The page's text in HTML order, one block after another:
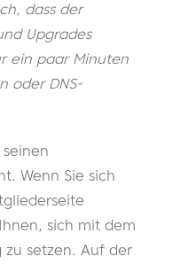
dass der
Upgrades
ein paar Minuten
oder DNS-
Wenn Sie sich
sich mit dem
zu setzen. Auf der